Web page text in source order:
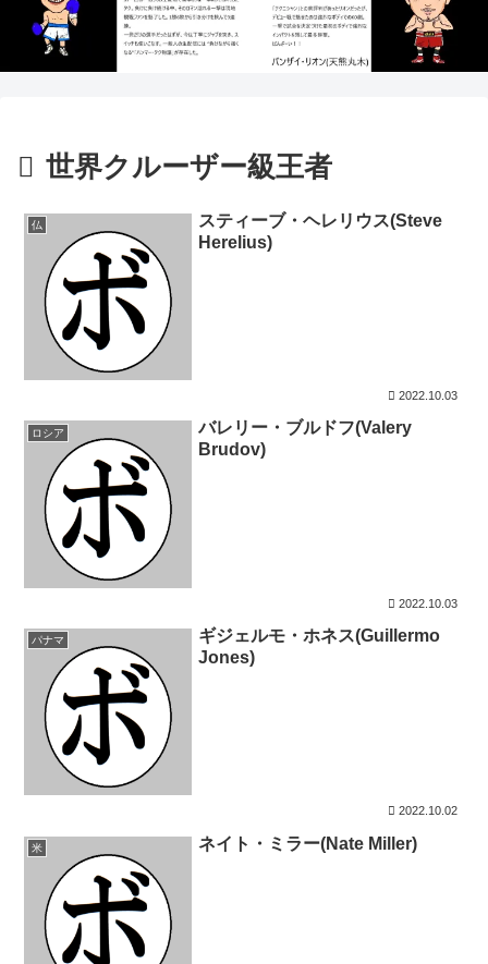
世界クルーザー級王者
仏
スティーブ・ヘレリウス(Steve
Herelius)
2022.10.03
ロシア
バレリー・ブルドフ(Valery
Brudov)
2022.10.03
パナマ
ギジェルモ・ホネス(Guillermo
Jones)
2022.10.02
米 ネイト・ミラー(Nate Miller)